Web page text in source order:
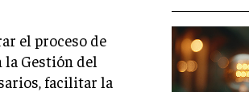
DESARROLLO
el proceso de
Gestión del
facilitar la